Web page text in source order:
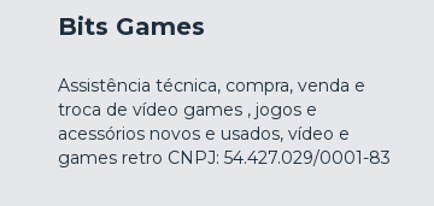
Bits Games
Assistência técnica, compra, venda e
troca de vídeo games , jogos e
acessórios novos e usados, vídeo e
games retro CNPJ: 54.427.029/0001-83